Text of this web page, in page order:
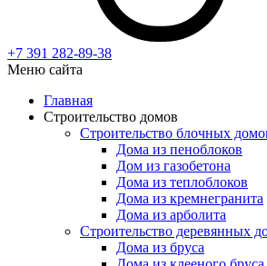
+7 391 282-89-38
Меню сайта
Главная
Строительство домов
Строительство блочных
Дома из пеноблоков
Дом из газобетона
Дома из теплоблоков
Дома из кремнегранита
Дома из арболита
Строительство деревянных
Дома из бруса